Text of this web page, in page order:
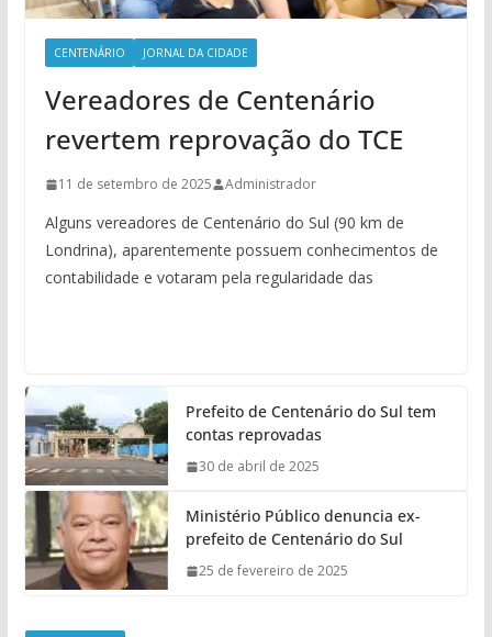
CENTENÁRIO JORNAL DA CIDADE
Vereadores de Centenário
revertem reprovação do TCE
11 de setembro de 2025 Administrador
Alguns vereadores de Centenário do Sul (90 km de
Londrina), aparentemente possuem conhecimentos de
contabilidade e votaram pela regularidade das
Prefeito de Centenário do Sul tem
contas reprovadas
30 de abril de 2025
Ministério Público denuncia ex-
prefeito de Centenário do Sul
25 de fevereiro de 2025